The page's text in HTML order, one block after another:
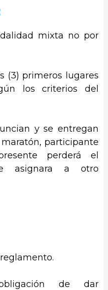
mixta no por
(3) primeros lugares
los criterios del
y se entregan
participante
perderá el
asignara a otro
de dar